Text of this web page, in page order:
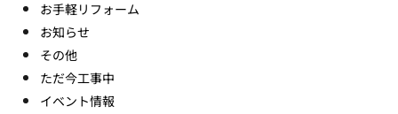
お手軽リフォーム
お知らせ
その他
ただ今工事中
イベント情報